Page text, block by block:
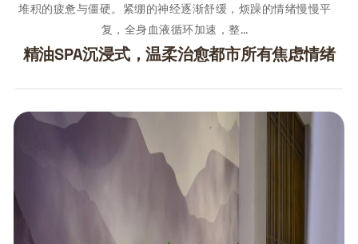
堆积的疲惫与僵硬。紧绷的神经逐渐舒缓，烦躁的情绪慢慢平
复，全身血液循环加速，整…
精油SPA沉浸式，温柔治愈都市所有焦虑情绪